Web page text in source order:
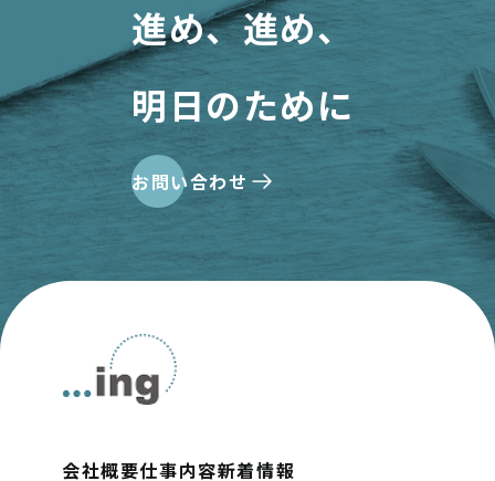
進め、進め、
明日のために
お問い合わせ
会社概要仕事内容新着情報